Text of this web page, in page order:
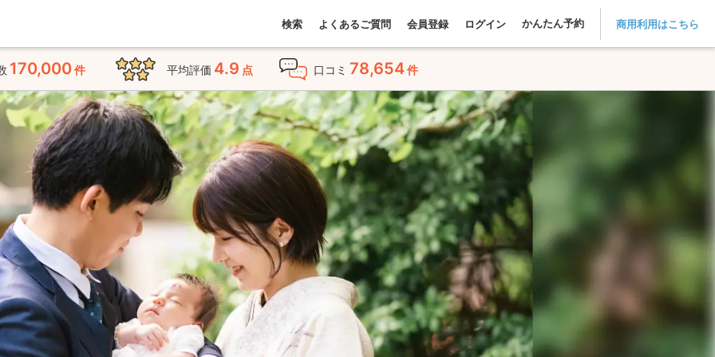
検索 よくあるご質問 会員登録 ログイン かんたん予約 商用利用はこちら
170,000件 平均評価 4.9 点 口コミ 78,654件